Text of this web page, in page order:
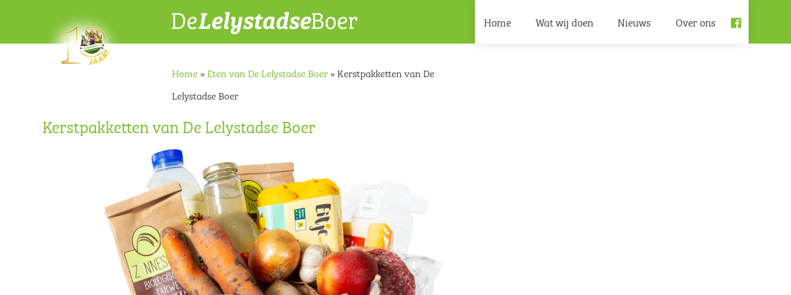
Home Wat wij doen Nieuws Over ons
Home»Eten van De Lelystadse Boer»Kerstpakketten van De
Lelystadse Boer
Kerstpakketten van De Lelystadse Boer